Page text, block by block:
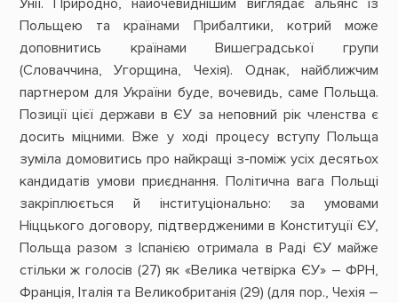
Польщею та країнами Прибалтики, котрий може
доповнитись країнами Вишеградської групи
(Словаччина, Угорщина, Чехія). Однак, найближчим
партнером для України буде, вочевидь, саме Польща.
Позиції цієї держави в ЄУ за неповний рік членства є
досить міцними. Вже у ході процесу вступу Польща
зуміла домовитись про найкращі з-поміж усіх десятьох
кандидатів умови приєднання. Політична вага Польщі
закріплюється й інституціонально: за умовами
Ніццького договору, підтвердженими в Конституції ЄУ,
Польща разом з Іспанією отримала в Раді ЄУ майже
стільки ж голосів (27) як «Велика четвірка ЄУ» – ФРН,
Франція, Італія та Великобританія (29) (для пор., Чехія –